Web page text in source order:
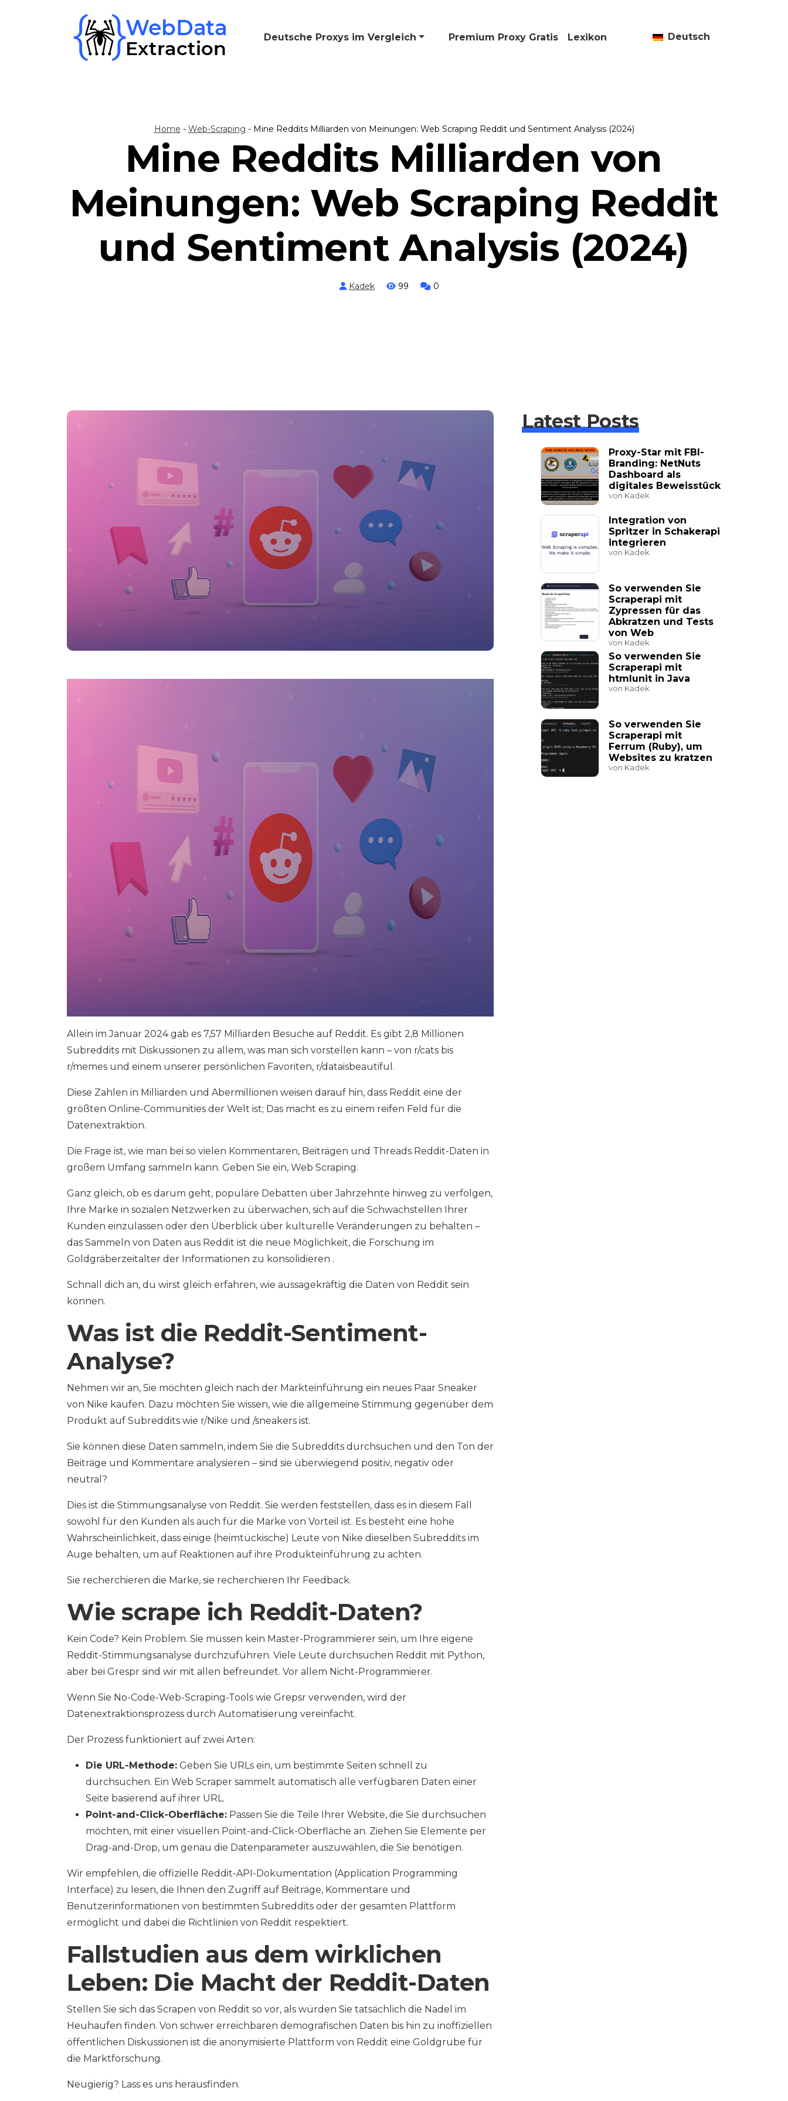
Deutsche Proxys im Vergleich 🎁 Premium Proxy Gratis Lexikon Deutsch
Home - Web-Scraping - Mine Reddits Milliarden von Meinungen: Web Scraping Reddit und Sentiment Analysis (2024)
Mine Reddits Milliarden von
Meinungen: Web Scraping Reddit
und Sentiment Analysis (2024)
Kadek 99 0
Allein im Januar 2024 gab es 7,57 Milliarden Besuche auf Reddit. Es gibt 2,8 Millionen
Subreddits mit Diskussionen zu allem, was man sich vorstellen kann – von r/cats bis
r/memes und einem unserer persönlichen Favoriten, r/dataisbeautiful.
Diese Zahlen in Milliarden und Abermillionen weisen darauf hin, dass Reddit eine der
größten Online-Communities der Welt ist; Das macht es zu einem reifen Feld für die
Datenextraktion.
Die Frage ist, wie man bei so vielen Kommentaren, Beiträgen und Threads Reddit-Daten in
großem Umfang sammeln kann. Geben Sie ein, Web Scraping.
Ganz gleich, ob es darum geht, populäre Debatten über Jahrzehnte hinweg zu verfolgen,
Ihre Marke in sozialen Netzwerken zu überwachen, sich auf die Schwachstellen Ihrer
Kunden einzulassen oder den Überblick über kulturelle Veränderungen zu behalten –
das Sammeln von Daten aus Reddit ist die neue Möglichkeit, die Forschung im
Goldgräberzeitalter der Informationen zu konsolidieren .
Schnall dich an, du wirst gleich erfahren, wie aussagekräftig die Daten von Reddit sein
können.
Was ist die Reddit-Sentiment-
Analyse?
Nehmen wir an, Sie möchten gleich nach der Markteinführung ein neues Paar Sneaker
von Nike kaufen. Dazu möchten Sie wissen, wie die allgemeine Stimmung gegenüber dem
Produkt auf Subreddits wie r/Nike und /sneakers ist.
Sie können diese Daten sammeln, indem Sie die Subreddits durchsuchen und den Ton der
Beiträge und Kommentare analysieren – sind sie überwiegend positiv, negativ oder
neutral?
Dies ist die Stimmungsanalyse von Reddit. Sie werden feststellen, dass es in diesem Fall
sowohl für den Kunden als auch für die Marke von Vorteil ist. Es besteht eine hohe
Wahrscheinlichkeit, dass einige (heimtückische) Leute von Nike dieselben Subreddits im
Auge behalten, um auf Reaktionen auf ihre Produkteinführung zu achten.
Sie recherchieren die Marke, sie recherchieren Ihr Feedback.
Wie scrape ich Reddit-Daten?
Kein Code? Kein Problem. Sie müssen kein Master-Programmierer sein, um Ihre eigene
Reddit-Stimmungsanalyse durchzuführen. Viele Leute durchsuchen Reddit mit Python,
aber bei Grespr sind wir mit allen befreundet. Vor allem Nicht-Programmierer.
Wenn Sie No-Code-Web-Scraping-Tools wie Grepsr verwenden, wird der
Datenextraktionsprozess durch Automatisierung vereinfacht.
Der Prozess funktioniert auf zwei Arten:
Die URL-Methode: Geben Sie URLs ein, um bestimmte Seiten schnell zu
durchsuchen. Ein Web Scraper sammelt automatisch alle verfügbaren Daten einer
Seite basierend auf ihrer URL.
Point-and-Click-Oberfläche: Passen Sie die Teile Ihrer Website, die Sie durchsuchen
möchten, mit einer visuellen Point-and-Click-Oberfläche an. Ziehen Sie Elemente per
Drag-and-Drop, um genau die Datenparameter auszuwählen, die Sie benötigen.
Wir empfehlen, die offizielle Reddit-API-Dokumentation (Application Programming
Interface) zu lesen, die Ihnen den Zugriff auf Beiträge, Kommentare und
Benutzerinformationen von bestimmten Subreddits oder der gesamten Plattform
ermöglicht und dabei die Richtlinien von Reddit respektiert.
Fallstudien aus dem wirklichen
Leben: Die Macht der Reddit-Daten
Stellen Sie sich das Scrapen von Reddit so vor, als würden Sie tatsächlich die Nadel im
Heuhaufen finden. Von schwer erreichbaren demografischen Daten bis hin zu inoffiziellen
öffentlichen Diskussionen ist die anonymisierte Plattform von Reddit eine Goldgrube für
die Marktforschung.
Neugierig? Lass es uns herausfinden.
Latest Posts
Proxy-Star mit FBI-
Branding: NetNuts
Dashboard als
digitales Beweisstück
von Kadek
Integration von
Spritzer in Schakerapi
integrieren
von Kadek
So verwenden Sie
Scraperapi mit
Zypressen für das
Abkratzen und Tests
von Web
von Kadek
So verwenden Sie
Scraperapi mit
htmlunit in Java
von Kadek
So verwenden Sie
Scraperapi mit
Ferrum (Ruby), um
Websites zu kratzen
von Kadek